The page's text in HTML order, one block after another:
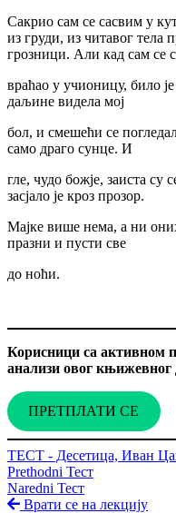
Сакрио сам се сасвим у
из груди, из читавог тела
грозници. Али кад сам се
враћао у учионицу, било
даљине видела мој
бол, и смешећи се
само драго сунце. И
гле, чудо божје, заиста су
засјало је кроз прозор.
Мајке више нема, а ни
празни и пусти све
до ноћи.
Корисници са активном
анализи овог књижевног
ПРЕТПЛАТИ СЕ
ТЕСТ - Десетица, Иван
Prethodni Тест
Naredni Тест
Врати се на лекцију